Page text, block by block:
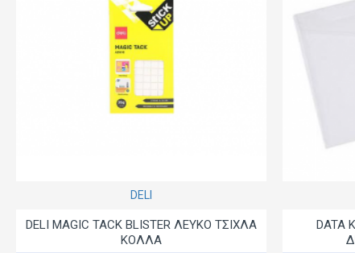
DELI
DELI MAGIC TACK BLISTER ΛΕΥΚΟ ΤΣΙΧΛΑ
ΚΟΛΛΑ
DATA